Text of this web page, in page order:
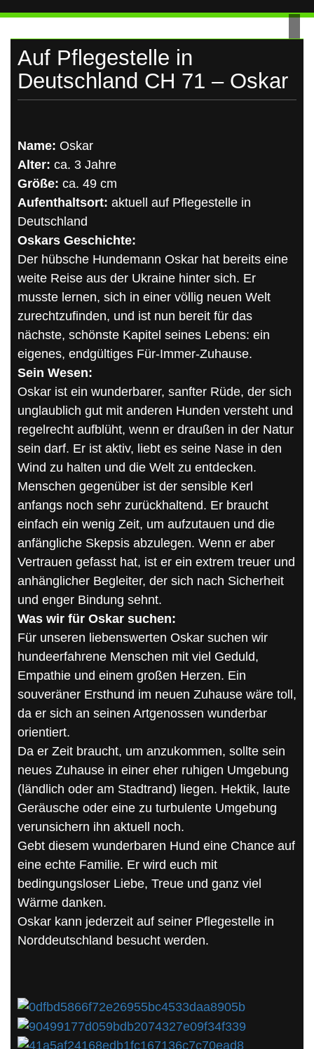
Auf Pflegestelle in
Deutschland CH 71 – Oskar
Name: Oskar
Alter: ca. 3 Jahre
Größe: ca. 49 cm
Aufenthaltsort: aktuell auf Pflegestelle in
Deutschland
Oskars Geschichte:
Der hübsche Hundemann Oskar hat bereits eine
weite Reise aus der Ukraine hinter sich. Er
musste lernen, sich in einer völlig neuen Welt
zurechtzufinden, und ist nun bereit für das
nächste, schönste Kapitel seines Lebens: ein
eigenes, endgültiges Für-Immer-Zuhause.
Sein Wesen:
Oskar ist ein wunderbarer, sanfter Rüde, der sich
unglaublich gut mit anderen Hunden versteht und
regelrecht aufblüht, wenn er draußen in der Natur
sein darf. Er ist aktiv, liebt es seine Nase in den
Wind zu halten und die Welt zu entdecken.
Menschen gegenüber ist der sensible Kerl
anfangs noch sehr zurückhaltend. Er braucht
einfach ein wenig Zeit, um aufzutauen und die
anfängliche Skepsis abzulegen. Wenn er aber
Vertrauen gefasst hat, ist er ein extrem treuer und
anhänglicher Begleiter, der sich nach Sicherheit
und enger Bindung sehnt.
Was wir für Oskar suchen:
Für unseren liebenswerten Oskar suchen wir
hundeerfahrene Menschen mit viel Geduld,
Empathie und einem großen Herzen. Ein
souveräner Ersthund im neuen Zuhause wäre toll,
da er sich an seinen Artgenossen wunderbar
orientiert.
Da er Zeit braucht, um anzukommen, sollte sein
neues Zuhause in einer eher ruhigen Umgebung
(ländlich oder am Stadtrand) liegen. Hektik, laute
Geräusche oder eine zu turbulente Umgebung
verunsichern ihn aktuell noch.
Gebt diesem wunderbaren Hund eine Chance auf
eine echte Familie. Er wird euch mit
bedingungsloser Liebe, Treue und ganz viel
Wärme danken.
Oskar kann jederzeit auf seiner Pflegestelle in
Norddeutschland besucht werden.